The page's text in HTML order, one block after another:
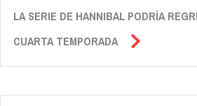
LA SERIE DE HANNIBAL PODRÍA
CUARTA TEMPORADA